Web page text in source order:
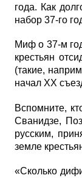
года. Как
набор 37-го
Миф о 37-м
крестьян
(такие,
начал ХХ
Вспомните,
Сванидзе,
русским,
земле
«Сколько